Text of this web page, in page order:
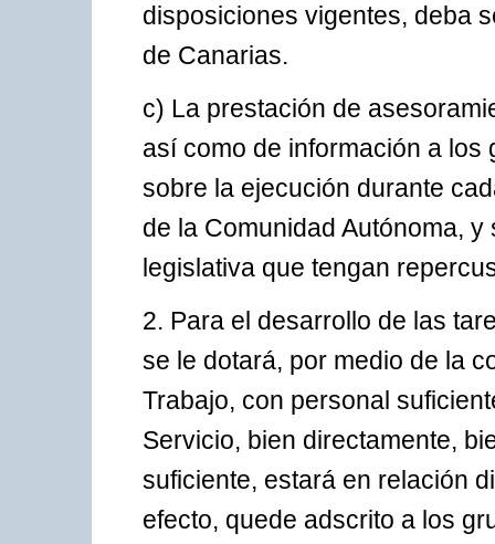
disposiciones vigentes, deba
de Canarias.
c) La prestación de
así como de información a
sobre la ejecución durante
de la Comunidad Autónoma,
legislativa que tengan
2. Para el desarrollo de las
se le dotará, por medio de la
Trabajo, con personal
Servicio, bien directamente,
suficiente, estará en relación
efecto, quede adscrito a los